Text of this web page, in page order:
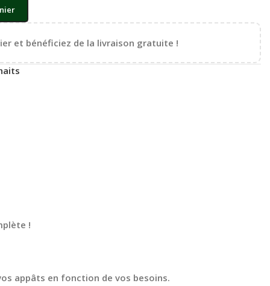
et bénéficiez de la livraison gratuite !
!
appâts en fonction de vos besoins.